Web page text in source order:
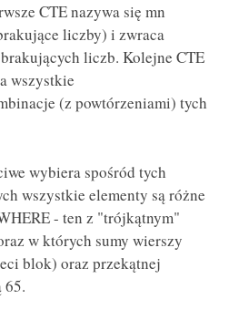
CTE nazywa się mn
liczby) i zwraca
liczb. Kolejne CTE
wszystkie
(z powtórzeniami) tych
wybiera spośród tych
wszystkie elementy są różne
- ten z "trójkątnym"
w których sumy wierszy
blok) oraz przekątnej
65.